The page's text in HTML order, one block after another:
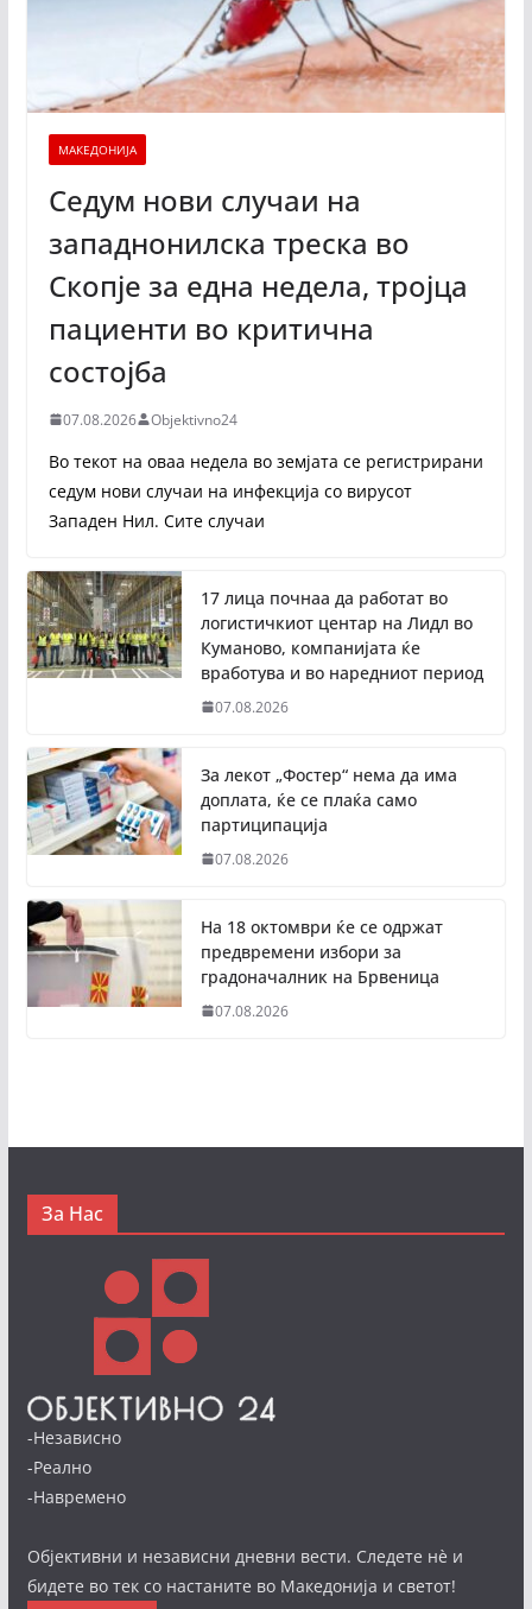
МАКЕДОНИЈА
Седум нови случаи на
западнонилска треска во
Скопје за една недела, тројца
пациенти во критична
состојба
07.08.2026 Objektivno24
Во текот на оваа недела во земјата се регистрирани
седум нови случаи на инфекција со вирусот
Западен Нил. Сите случаи
17 лица почнаа да работат во
логистичкиот центар на Лидл во
Куманово, компанијата ќе
вработува и во наредниот период
07.08.2026
За лекот „Фостер“ нема да има
доплата, ќе се плаќа само
партиципација
07.08.2026
На 18 октомври ќе се одржат
предвремени избори за
градоначалник на Брвеница
07.08.2026
За Нас
-Независно
-Реално
-Навремено
Објективни и независни дневни вести. Следете нè и
бидете во тек со настаните во Македонија и светот!